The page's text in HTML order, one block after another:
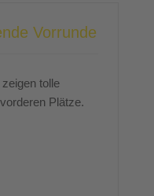
Vorrunde
tolle
Plätze.